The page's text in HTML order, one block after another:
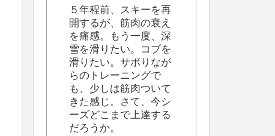
５年程前、スキーを再
開するが、筋肉の衰え
を痛感。もう一度、深
雪を滑りたい。コブを
滑りたい。サボりなが
らのトレーニングで
も、少しは筋肉ついて
きた感じ。さて、今シ
ーズどこまで上達する
だろうか。